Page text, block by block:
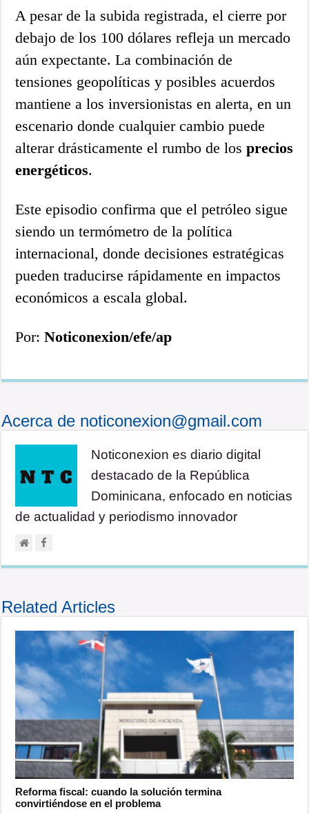
A pesar de la subida registrada, el cierre por
debajo de los 100 dólares refleja un mercado
aún expectante. La combinación de
tensiones geopolíticas y posibles acuerdos
mantiene a los inversionistas en alerta, en un
escenario donde cualquier cambio puede
alterar drásticamente el rumbo de losprecios
energéticos.
Este episodio confirma que el petróleo sigue
siendo un termómetro de la política
internacional, donde decisiones estratégicas
pueden traducirse rápidamente en impactos
económicos a escala global.
Por:Noticonexion/efe/ap
Acerca de noticonexion@gmail.com
Noticonexion es diario digital
destacado de la República
Dominicana, enfocado en noticias
de actualidad y periodismo innovador
Related Articles
Reforma fiscal: cuando la solución termina
convirtiéndose en el problema